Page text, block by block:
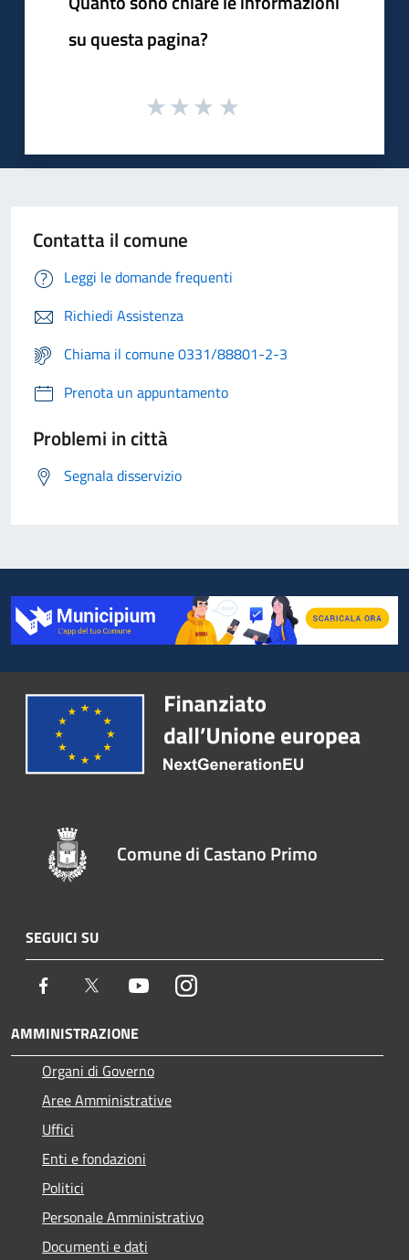
su questa pagina?
Contatta il comune
Leggi le domande frequenti
Richiedi Assistenza
Chiama il comune 0331/88801-2-3
Prenota un appuntamento
Problemi in città
Segnala disservizio
Comune di Castano Primo
SEGUICI SU
Facebook Twitter YoutubeInstagram
AMMINISTRAZIONE
Organi di Governo
Aree Amministrative
Uffici
Enti e fondazioni
Politici
Personale Amministrativo
Documenti e dati